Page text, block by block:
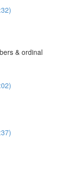
& ordinal